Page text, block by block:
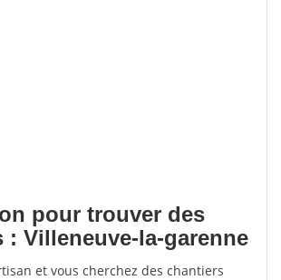
pour trouver des
: Villeneuve-la-garenne
et vous cherchez des chantiers